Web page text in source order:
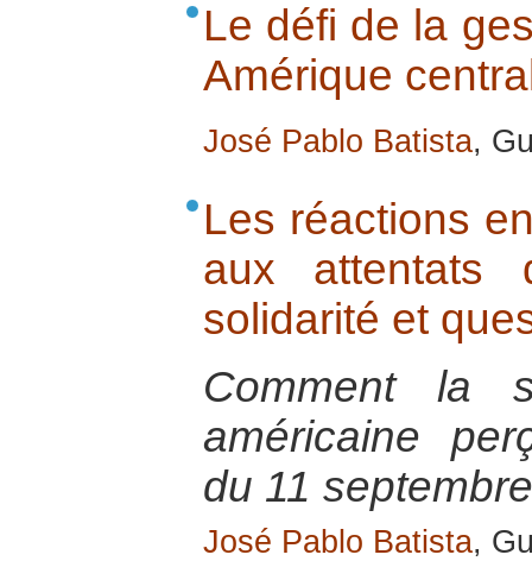
Le défi de la
Amérique
José Pablo Batista,
Les réactions
aux attentats
solidarité et
Comment la
américaine
du 11
José Pablo Batista,